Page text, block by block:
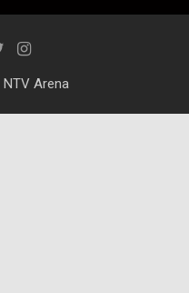
NTV Arena